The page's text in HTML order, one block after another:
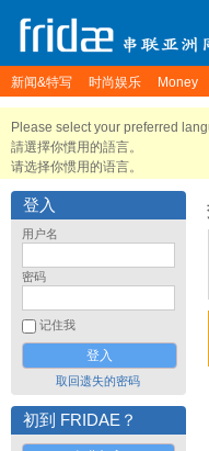
新闻&特写 时尚娱乐 Money
Please select your preferred
請選擇你慣用的語言。
请选择你惯用的语言。
登入
用户名
密码
记住我
取回遗失的密码
初到 FRIDAE？